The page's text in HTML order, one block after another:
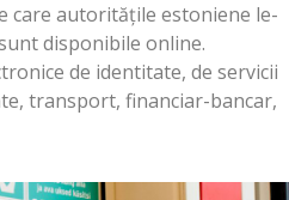
care autoritățile estoniene le-
disponibile online.
de identitate, de servicii
transport, financiar-bancar,